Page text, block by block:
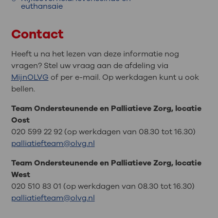
U overlijdt ook niet sneller door palliatieve
sedatie. Het medicijn zorgt er alleen voor
dat u minder klachten heeft.
euthansaie
Contact
Heeft u na het lezen van deze informatie nog
vragen? Stel uw vraag aan de afdeling via
MijnOLVG of per e-mail. Op werkdagen kunt u ook
bellen.
Team Ondersteunende en Palliatieve Zorg, locatie
Oost
020 599 22 92 (op werkdagen van 08.30 tot 16.30)
palliatiefteam@olvg.nl
Team Ondersteunende en Palliatieve Zorg, locatie
West
020 510 83 01 (op werkdagen van 08.30 tot 16.30)
palliatiefteam@olvg.nl